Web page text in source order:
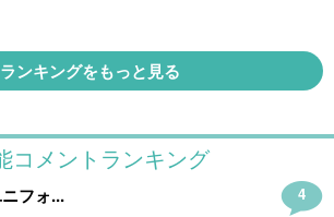
ランキングをもっと見る